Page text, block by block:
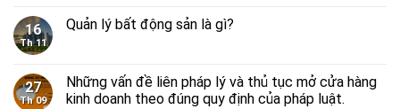
16
Th 11
Quản lý bất động sản là gì?
27
Th 09
Những vấn đề liên pháp lý và thủ tục mở cửa hàng
kinh doanh theo đúng quy định của pháp luật.